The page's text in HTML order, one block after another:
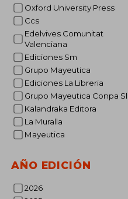
Oxford University Press
Ccs
Edelvives Comunitat
Valenciana
Ediciones Sm
Grupo Mayeutica
Ediciones La Libreria
Grupo Mayeutica Conpa Sl
Kalandraka Editora
La Muralla
Mayeutica
AÑO EDICIÓN
2026